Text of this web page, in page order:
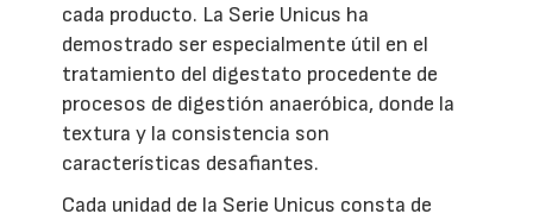
cada producto. La Serie Unicus ha
demostrado ser especialmente útil en el
tratamiento del digestato procedente de
procesos de digestión anaeróbica, donde la
textura y la consistencia son
características desafiantes.
Cada unidad de la Serie Unicus consta de